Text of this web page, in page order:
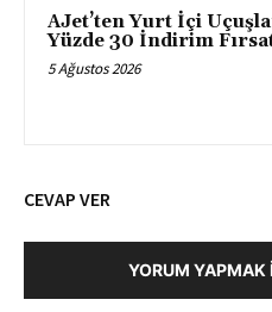
AJet’ten Yurt İçi
Yüzde 30 İndirim
5 Ağustos 2026
CEVAP VER
YORUM YAPMAK